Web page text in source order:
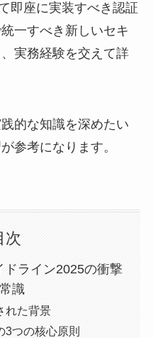
即座に実装すべき認証
一すべき新しいセキ
実務経験を交えて詳
的な知識を深めたい
参考になります。
次
ドライン2025の衝撃
識
れた背景
3つの核心原則